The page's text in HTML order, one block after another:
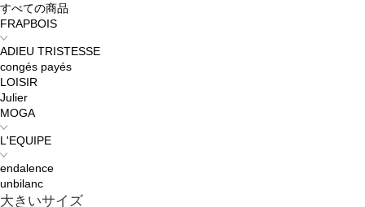
すべての商品
FRAPBOIS
ADIEU TRISTESSE
congés payés
LOISIR
Julier
MOGA
L'EQUIPE
endalence
unbilanc
大きいサイズ